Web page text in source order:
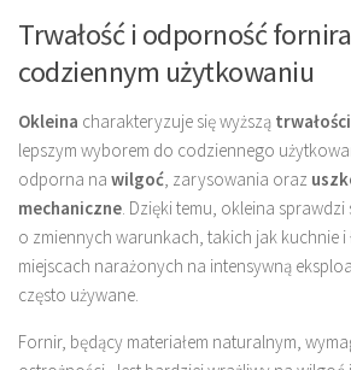
Trwałość i odporność
codziennym użytkowaniu
Okleina charakteryzuje się wyższą
lepszym wyborem do codziennego
odporna na wilgoć , zarysowania oraz
mechaniczne . Dzięki temu, okleina
o zmiennych warunkach, takich jak kuchnie i
miejscach narażonych na intensywną
często używane.
Fornir, będący materiałem naturalnym,